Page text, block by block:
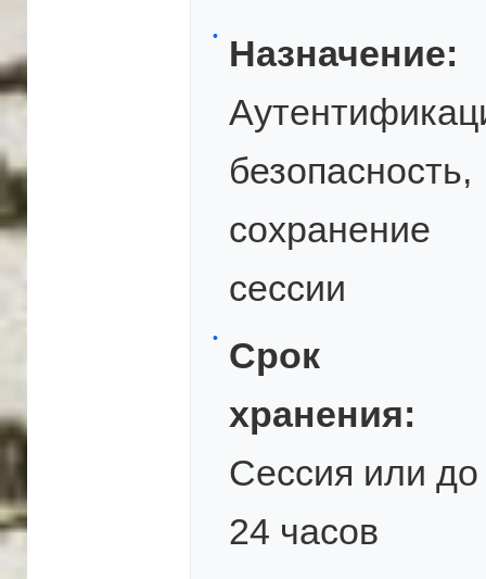
Назначение:
безопасность,
сохранение
сессии
Срок
хранения:
Сессия или до
24 часов